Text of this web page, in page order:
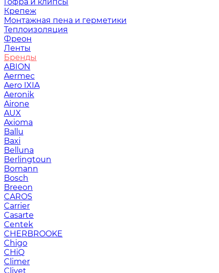
Крепеж
Монтажная пена и герметики
Теплоизоляция
Фреон
Ленты
Бренды
ABION
Aermec
Aero IXIA
Aeronik
Airone
AUX
Axioma
Ballu
Baxi
Belluna
Berlingtoun
Bomann
Bosch
Breeon
CAROS
Carrier
Casarte
Centek
CHERBROOKE
Chigo
CHiQ
Climer
Clivet